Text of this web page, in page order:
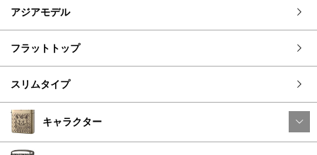
アジアモデル
フラットトップ
スリムタイプ
キャラクター